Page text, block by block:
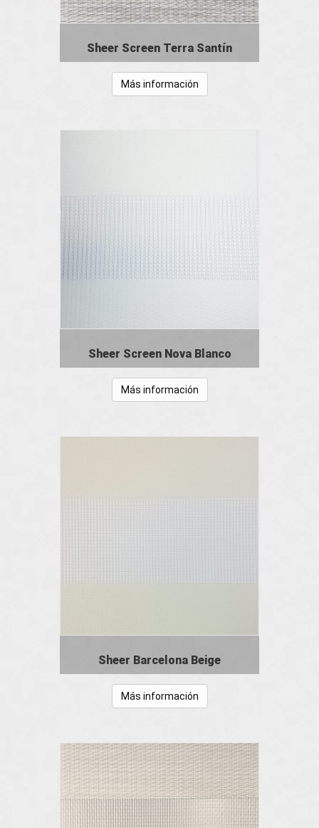
Sheer Screen Terra Santín
Más información
Sheer Screen Nova Blanco
Más información
Sheer Barcelona Beige
Más información